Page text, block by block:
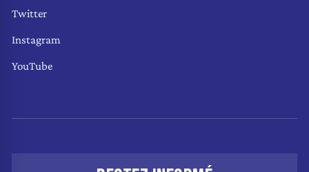
Twitter
Instagram
YouTube